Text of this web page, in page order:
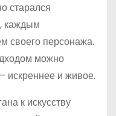
старался
каждым
своего персонажа.
можно
искреннее и живое.
к искусству